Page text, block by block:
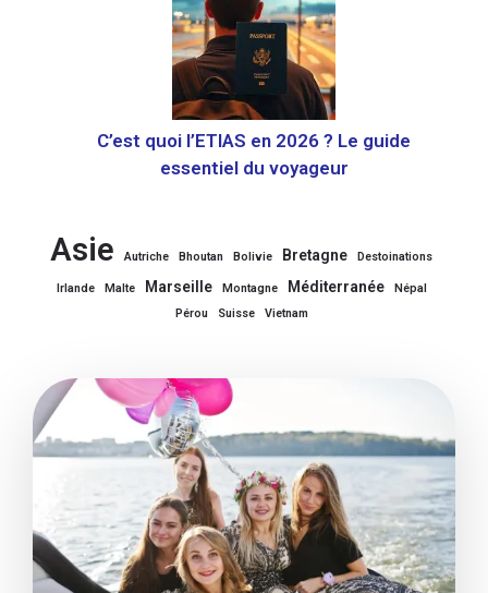
C’est quoi l’ETIAS en 2026 ? Le guide
essentiel du voyageur
Asie Autriche Bhoutan Bolivie Bretagne Destoinations
Irlande Malte Marseille Montagne Méditerranée
Népal
Pérou
Suisse Vietnam